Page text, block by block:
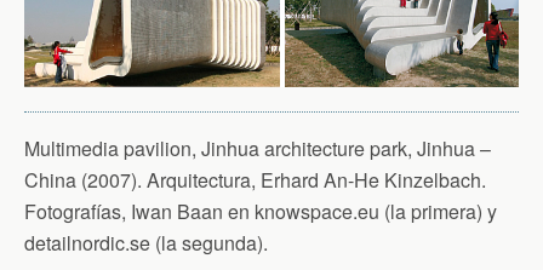
Multimedia pavilion, Jinhua architecture park, Jinhua –
China (2007). Arquitectura, Erhard An-He Kinzelbach.
Fotografías, Iwan Baan en knowspace.eu (la primera) y
detailnordic.se (la segunda).